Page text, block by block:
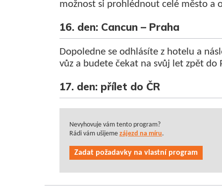
možnost si prohlédnout celé město a
16. den: Cancun – Praha
Dopoledne se odhlásíte z hotelu a
vůz a budete čekat na svůj let zpět do
17. den: přílet do ČR
Nevyhovuje vám tento program?
Rádi vám ušijeme zájezd na míru.
Zadat požadavky na vlastní program